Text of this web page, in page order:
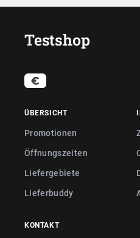
Testshop
ÜBERSICHT
Promotionen
Öffnungszeiten
Liefergebiete
Lieferbuddy
KONTAKT